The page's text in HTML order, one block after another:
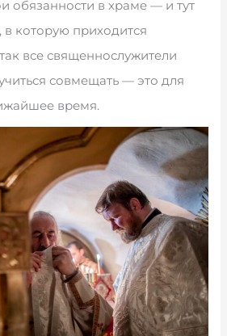
обязанности в храме — и тут
в которую приходится
все священнослужители
совмещать — это для
время.